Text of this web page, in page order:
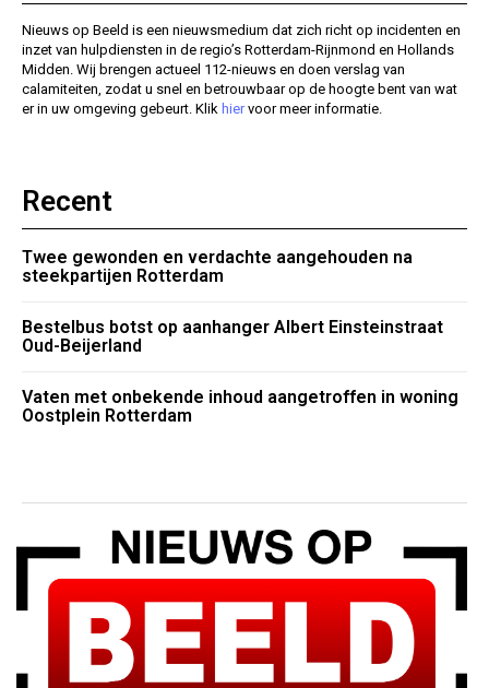
Nieuws op Beeld is een nieuwsmedium dat zich richt op incidenten en
inzet van hulpdiensten in de regio’s Rotterdam-Rijnmond en Hollands
Midden. Wij brengen actueel 112-nieuws en doen verslag van
calamiteiten, zodat u snel en betrouwbaar op de hoogte bent van wat
er in uw omgeving gebeurt. Klik hiervoor meer informatie.
Recent
Twee gewonden en verdachte aangehouden na
steekpartijen Rotterdam
Bestelbus botst op aanhanger Albert Einsteinstraat
Oud-Beijerland
Vaten met onbekende inhoud aangetroffen in woning
Oostplein Rotterdam